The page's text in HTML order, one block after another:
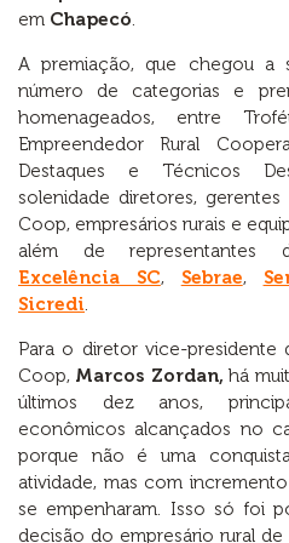
em Chapecó.
A premiação, que chegou a
número de categorias e
homenageados, entre
Empreendedor Rural
Destaques e Técnicos
solenidade diretores,
Coop, empresários rurais e
além de representantes
Excelência SC, Sebrae,
Sicredi.
Para o diretor vice-presidente
Coop, Marcos Zordan,há
últimos dez anos,
econômicos alcançados no
porque não é uma
atividade, mas com
se empenharam. Isso só foi
decisão do empresário rural